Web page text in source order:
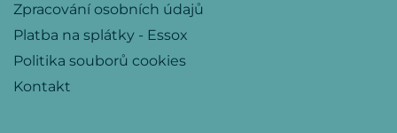
Zpracování osobních údajů
Platba na splátky - Essox
Politika souborů cookies
Kontakt